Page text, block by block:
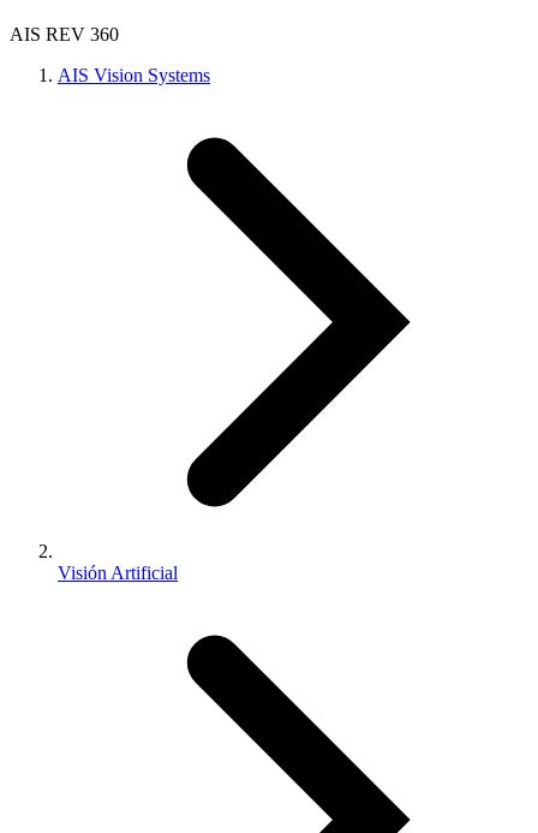
AIS REV 360
AIS Vision Systems
Visión Artificial